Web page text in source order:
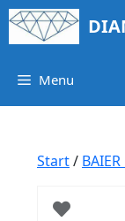
Springe
zum
Menu
Start/